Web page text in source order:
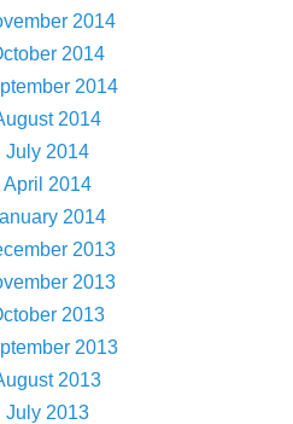
2014
2014
2014
2014
July 2014
April 2014
2014
2013
2013
2013
2013
2013
July 2013